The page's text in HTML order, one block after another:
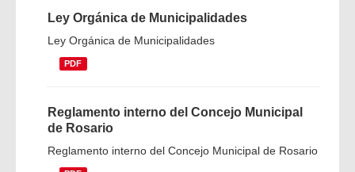
Ley Orgánica de Municipalidades
Ley Orgánica de Municipalidades
PDF
Reglamento interno del Concejo Municipal
de Rosario
Reglamento interno del Concejo Municipal de Rosario